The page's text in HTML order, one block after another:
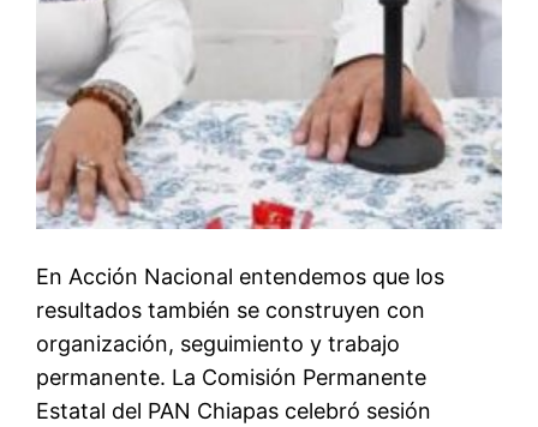
En Acción Nacional entendemos que los
resultados también se construyen con
organización, seguimiento y trabajo
permanente. La Comisión Permanente
Estatal del PAN Chiapas celebró sesión